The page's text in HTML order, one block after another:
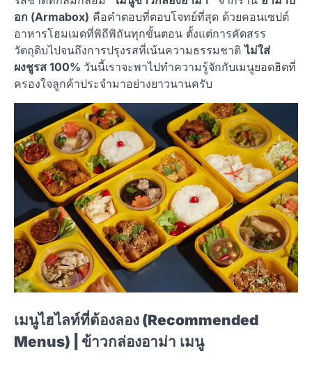
อก (Armabox) คือคำตอบที่ตอบโจทย์ที่สุด ด้วยคอนเซปต์
อาหารโฮมเมดที่พิถีพิถันทุกขั้นตอน ตั้งแต่การคัดสรร
วัตถุดิบไปจนถึงการปรุงรสที่เน้นความธรรมชาติไม่ใส่
ผงชูรส 100% วันนี้เราจะพาไปทำความรู้จักกับเมนูยอดฮิตที่
ครองใจลูกค้าประจำมาอย่างยาวนานครับ
เมนูไฮไลท์ที่ต้องลอง (Recommended
Menus) | ข้าวกล่องอาม่า เมนู